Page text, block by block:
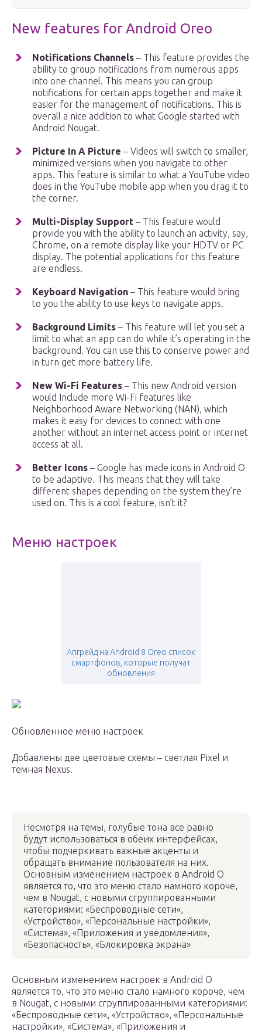
New features for Android Oreo
Notifications Channels – This feature provides the
ability to group notifications from numerous apps
into one channel. This means you can group
notifications for certain apps together and make it
easier for the management of notifications. This is
overall a nice addition to what Google started with
Android Nougat.
Picture In A Picture – Videos will switch to smaller,
minimized versions when you navigate to other
apps. This feature is similar to what a YouTube video
does in the YouTube mobile app when you drag it to
the corner.
Multi-Display Support – This feature would
provide you with the ability to launch an activity, say,
Chrome, on a remote display like your HDTV or PC
display. The potential applications for this feature
are endless.
Keyboard Navigation – This feature would bring
to you the ability to use keys to navigate apps.
Background Limits – This feature will let you set a
limit to what an app can do while it’s operating in the
background. You can use this to conserve power and
in turn get more battery life.
New Wi-Fi Features – This new Android version
would Include more Wi-Fi features like
Neighborhood Aware Networking (NAN), which
makes it easy for devices to connect with one
another without an internet access point or internet
access at all.
Better Icons – Google has made icons in Android O
to be adaptive. This means that they will take
different shapes depending on the system they’re
used on. This is a cool feature, isn’t it?
Меню настроек
Апгрейд на Android 8 Oreo список
смартфонов, которые получат
обновления
Обновленное меню настроек
Добавлены две цветовые схемы – светлая Pixel и
темная Nexus.
Несмотря на темы, голубые тона все равно
будут использоваться в обеих интерфейсах,
чтобы подчеркивать важные акценты и
обращать внимание пользователя на них.
Основным изменением настроек в Android O
является то, что это меню стало намного короче,
чем в Nougat, с новыми сгруппированными
категориями: «Беспроводные сети«,
«Устройство», «Персональные настройки»,
«Система», «Приложения и уведомления»,
«Безопасность», «Блокировка экрана»
Основным изменением настроек в Android O
является то, что это меню стало намного короче, чем
в Nougat, с новыми сгруппированными категориями:
«Беспроводные сети«, «Устройство», «Персональные
настройки», «Система», «Приложения и